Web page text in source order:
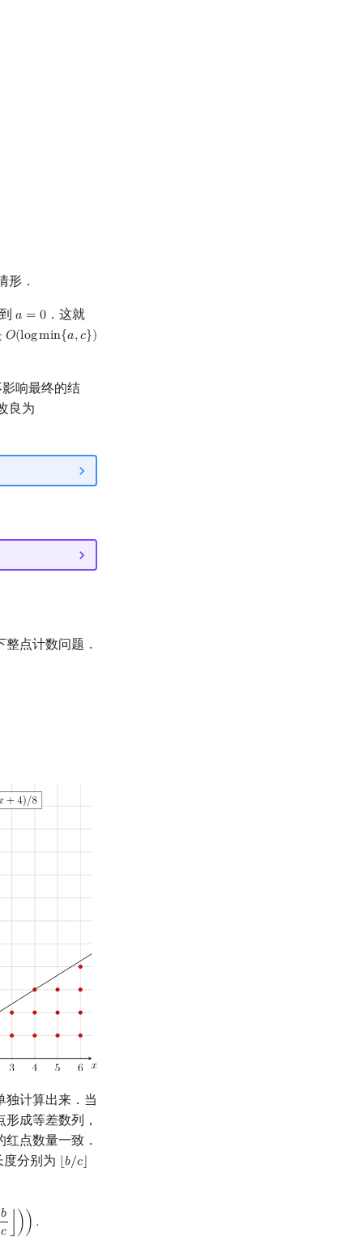
形．
𝑎 = 0
a =0
．这就
𝑂(logmin{𝑎,𝑐})
O(logmin{a,c})
影响最终的结
良为
点计数问题．
独计算出来．当
成等差数列，
点数量一致．
度分别为 ⌊𝑏/𝑐⌋
⌊b/c⌋
𝑏
𝑐
) ) .